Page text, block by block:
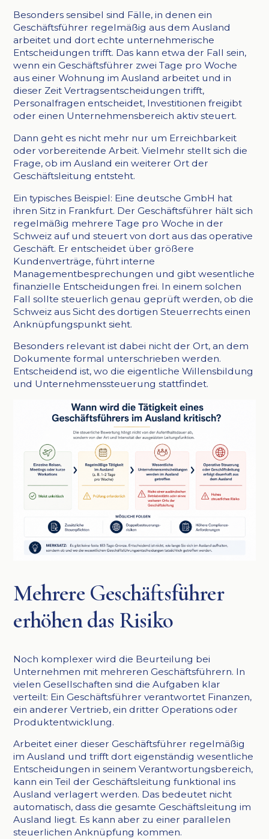
Besonders sensibel sind Fälle, in denen ein
Geschäftsführer regelmäßig aus dem Ausland
arbeitet und dort echte unternehmerische
Entscheidungen trifft. Das kann etwa der Fall sein,
wenn ein Geschäftsführer zwei Tage pro Woche
aus einer Wohnung im Ausland arbeitet und in
dieser Zeit Vertragsentscheidungen trifft,
Personalfragen entscheidet, Investitionen freigibt
oder einen Unternehmensbereich aktiv steuert.
Dann geht es nicht mehr nur um Erreichbarkeit
oder vorbereitende Arbeit. Vielmehr stellt sich die
Frage, ob im Ausland ein weiterer Ort der
Geschäftsleitung entsteht.
Ein typisches Beispiel: Eine deutsche GmbH hat
ihren Sitz in Frankfurt. Der Geschäftsführer hält sich
regelmäßig mehrere Tage pro Woche in der
Schweiz auf und steuert von dort aus das operative
Geschäft. Er entscheidet über größere
Kundenverträge, führt interne
Managementbesprechungen und gibt wesentliche
finanzielle Entscheidungen frei. In einem solchen
Fall sollte steuerlich genau geprüft werden, ob die
Schweiz aus Sicht des dortigen Steuerrechts einen
Anknüpfungspunkt sieht.
Besonders relevant ist dabei nicht der Ort, an dem
Dokumente formal unterschrieben werden.
Entscheidend ist, wo die eigentliche Willensbildung
und Unternehmenssteuerung stattfindet.
Mehrere Geschäftsführer
erhöhen das Risiko
Noch komplexer wird die Beurteilung bei
Unternehmen mit mehreren Geschäftsführern. In
vielen Gesellschaften sind die Aufgaben klar
verteilt: Ein Geschäftsführer verantwortet Finanzen,
ein anderer Vertrieb, ein dritter Operations oder
Produktentwicklung.
Arbeitet einer dieser Geschäftsführer regelmäßig
im Ausland und trifft dort eigenständig wesentliche
Entscheidungen in seinem Verantwortungsbereich,
kann ein Teil der Geschäftsleitung funktional ins
Ausland verlagert werden. Das bedeutet nicht
automatisch, dass die gesamte Geschäftsleitung im
Ausland liegt. Es kann aber zu einer parallelen
steuerlichen Anknüpfung kommen.